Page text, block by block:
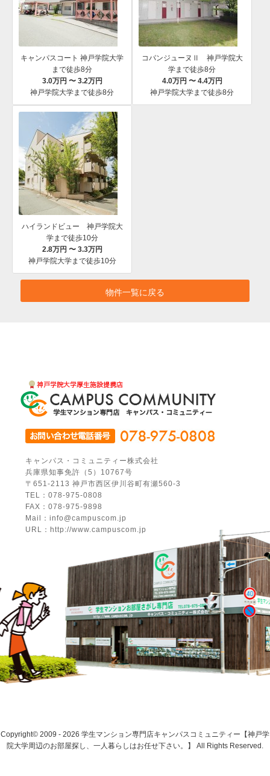
キャンパスコート 神戸学院大学
まで徒歩8分
3.0万円 〜 3.2万円
神戸学院大学まで徒歩8分
コパンジューヌⅡ 神戸学院大
学まで徒歩8分
4.0万円 〜 4.4万円
神戸学院大学まで徒歩8分
ハイランドビュー 神戸学院大
学まで徒歩10分
2.8万円 〜 3.3万円
神戸学院大学まで徒歩10分
物件一覧に戻る
キャンパス・コミュニティー株式会社
兵庫県知事免許（5）10767号
〒651-2113 神戸市西区伊川谷町有瀬560-3
TEL：078-975-0808
FAX：078-975-9898
Mail：info@campuscom.jp
URL：http://www.campuscom.jp
Copyright© 2009 - 2026 学生マンション専門店キャンパスコミュニティー【神戸学
院大学周辺のお部屋探し、一人暮らしはお任せ下さい。】 All Rights Reserved.